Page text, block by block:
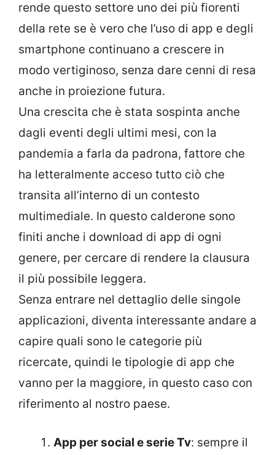
rende questo settore uno dei più fiorenti
della rete se è vero che l’uso di app e degli
smartphone continuano a crescere in
modo vertiginoso, senza dare cenni di resa
anche in proiezione futura.
Una crescita che è stata sospinta anche
dagli eventi degli ultimi mesi, con la
pandemia a farla da padrona, fattore che
ha letteralmente acceso tutto ciò che
transita all’interno di un contesto
multimediale. In questo calderone sono
finiti anche i download di app di ogni
genere, per cercare di rendere la clausura
il più possibile leggera.
Senza entrare nel dettaglio delle singole
applicazioni, diventa interessante andare a
capire quali sono le categorie più
ricercate, quindi le tipologie di app che
vanno per la maggiore, in questo caso con
riferimento al nostro paese.
App per social e serie Tv: sempre il